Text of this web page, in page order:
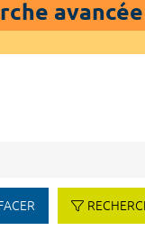
avancée